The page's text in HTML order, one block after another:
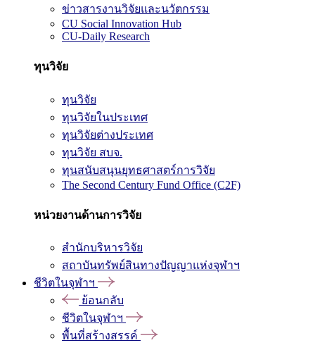
ข่าวสารงานวิจัยและนวัตกรรม
CU Social Innovation Hub
CU-Daily Research
ทุนวิจัย
ทุนวิจัย
ทุนวิจัยในประเทศ
ทุนวิจัยต่างประเทศ
ทุนวิจัย สบจ.
ทุนสนับสนุนยุทธศาสตร์การวิจัย
The Second Century Fund Office (C2F)
หน่วยงานด้านการวิจัย
สำนักบริหารวิจัย
สถาบันทรัพย์สินทางปัญญาแห่งจุฬาฯ
ชีวิตในจุฬาฯ
ย้อนกลับ
ชีวิตในจุฬาฯ
พื้นที่สร้างสรรค์